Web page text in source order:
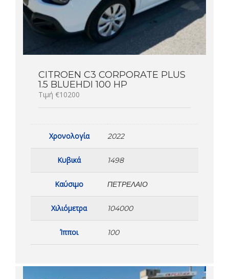
CITROEN C3 CORPORATE PLUS
1.5 BLUEHDI 100 HP
Τιμή €10200
Χρονολογία 2022
Κυβικά 1498
Καύσιμο ΠΕΤΡΈΛΑΙΟ
Χιλιόμετρα 104000
Ίπποι 100